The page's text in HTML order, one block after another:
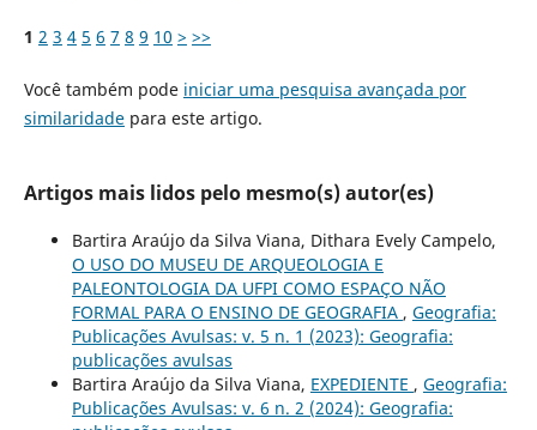
1 2 3 4 5 6 7 8 9 10 > >>
Você também pode iniciar uma pesquisa avançada por
similaridadepara este artigo.
Artigos mais lidos pelo mesmo(s) autor(es)
Bartira Araújo da Silva Viana, Dithara Evely Campelo,
O USO DO MUSEU DE ARQUEOLOGIA E
PALEONTOLOGIA DA UFPI COMO ESPAÇO NÃO
FORMAL PARA O ENSINO DE GEOGRAFIA , Geografia:
Publicações Avulsas: v. 5 n. 1 (2023): Geografia:
publicações avulsas
Bartira Araújo da Silva Viana, EXPEDIENTE , Geografia:
Publicações Avulsas: v. 6 n. 2 (2024): Geografia: